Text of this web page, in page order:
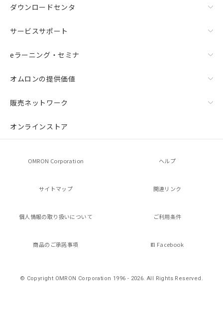
ダウンロードセンタ
サービスサポート
eラーニング・セミナ
オムロンの提供価値
販売ネットワーク
オンラインストア
OMRON Corporation ヘルプ
サイトマップ 関連リンク
個人情報の取り扱いについて ご利用条件
商品のご承諾事項 Facebook
© Copyright OMRON Corporation 1996 - 2026.All Rights Reserved.
白
情報を公開していない機種
メンバーズにご登録されている必要が
お客様が当ウェブサイト上で当社にご
および当社の共同利用者が、当社の製
引・商談に必要な範囲で利用すること
をご了承ください。
の共同利用に関して"
指します。